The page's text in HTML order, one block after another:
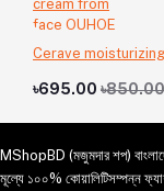
Cerave
৳695.00 ৳850.00
MShopBD (মজুমদার শপ)
মূল্যে ১০০% কোয়ালিটিসম্পন্ন